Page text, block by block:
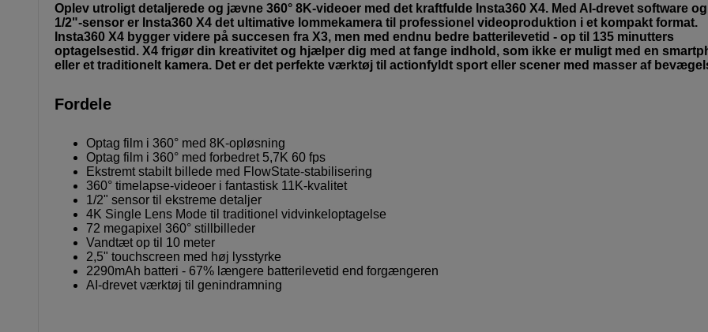
Oplev utroligt detaljerede og jævne 360° 8K-videoer med det kraftfulde Insta360 X4. Med AI-drevet software
1/2"-sensor er Insta360 X4 det ultimative lommekamera til professionel videoproduktion i et kompakt format.
Insta360 X4 bygger videre på succesen fra X3, men med endnu bedre batterilevetid - op til 135 minutters
optagelsestid. X4 frigør din kreativitet og hjælper dig med at fange indhold, som ikke er muligt med en
eller et traditionelt kamera. Det er det perfekte værktøj til actionfyldt sport eller scener med masser af
Fordele
Optag film i 360° med 8K-opløsning
Optag film i 360° med forbedret 5,7K 60 fps
Ekstremt stabilt billede med FlowState-stabilisering
360° timelapse-videoer i fantastisk 11K-kvalitet
1/2" sensor til ekstreme detaljer
4K Single Lens Mode til traditionel vidvinkeloptagelse
72 megapixel 360° stillbilleder
Vandtæt op til 10 meter
2,5" touchscreen med høj lysstyrke
2290mAh batteri - 67% længere batterilevetid end forgængeren
AI-drevet værktøj til genindramning